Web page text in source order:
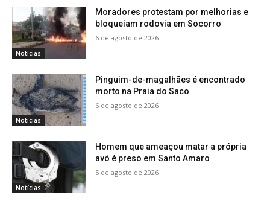
Notícias
Moradores protestam por melhorias e
bloqueiam rodovia em Socorro
6 de agosto de 2026
Notícias
Pinguim-de-magalhães é encontrado
morto na Praia do Saco
6 de agosto de 2026
Notícias
Homem que ameaçou matar a própria
avó é preso em Santo Amaro
5 de agosto de 2026